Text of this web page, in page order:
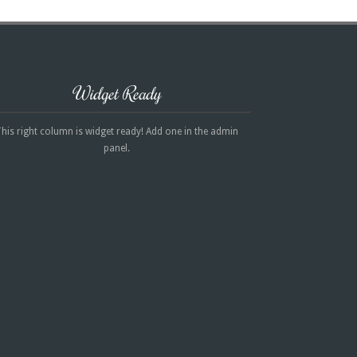
Widget Ready
right column is widget ready! Add one in the admin
panel.